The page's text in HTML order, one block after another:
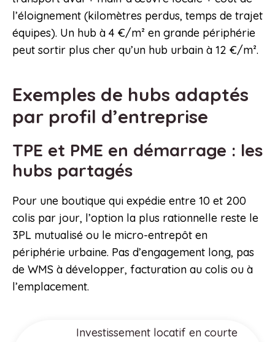
l’éloignement (kilomètres perdus, temps de trajet
équipes). Un hub à 4 €/m² en grande périphérie
peut sortir plus cher qu’un hub urbain à 12 €/m².
Exemples de hubs adaptés
par profil d’entreprise
TPE et PME en démarrage : les
hubs partagés
Pour une boutique qui expédie entre 10 et 200
colis par jour, l’option la plus rationnelle reste le
3PL mutualisé ou le micro-entrepôt en
périphérie urbaine. Pas d’engagement long, pas
de WMS à développer, facturation au colis ou à
l’emplacement.
Investissement locatif en courte